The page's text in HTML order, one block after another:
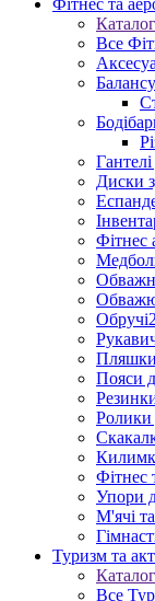
Фітнес та
Каталог
Все
Диски
Фітнес
Обручі
Пояси
Ролики
Фітнес
Упори
М'ячі
Туризм та
Каталог
Все